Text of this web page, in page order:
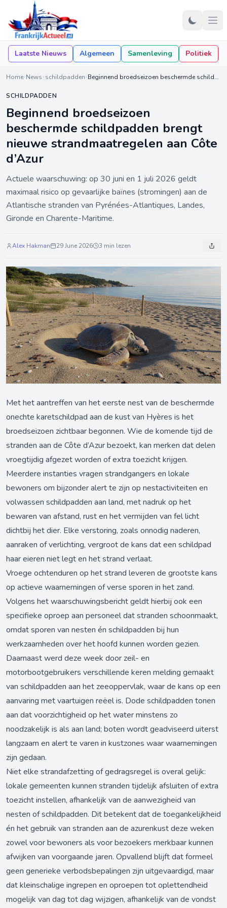
Laatste Nieuws Algemeen Samenleving Politiek
Home News schildpadden Beginnend broedseizoen beschermde schildpadden brengt nieuwe strandmaatregelen aan Côte d’Azur
SCHILDPADDEN
Beginnend broedseizoen
beschermde schildpadden brengt
nieuwe strandmaatregelen aan Côte
d’Azur
Actuele waarschuwing: op 30 juni en 1 juli 2026 geldt
maximaal risico op gevaarlijke baïnes (stromingen) aan de
Atlantische stranden van Pyrénées-Atlantiques, Landes,
Gironde en Charente-Maritime.
Alex Hakman 29 June 2026 3 min lezen
Met het aantreffen van het eerste nest van de beschermde
onechte karetschildpad aan de kust van Hyères is het
broedseizoen zichtbaar begonnen. Wie de komende tijd de
stranden aan de Côte d’Azur bezoekt, kan merken dat delen
vroegtijdig afgezet worden of extra toezicht krijgen.
Meerdere instanties vragen strandgangers en lokale
bewoners om bijzonder alert te zijn op nestactiviteiten en
volwassen schildpadden aan land, met nadruk op het
bewaren van afstand, rust en het vermijden van fel licht
dichtbij het dier. Elke verstoring, zoals onnodig naderen,
aanraken of verlichting, vergroot de kans dat een schildpad
haar eieren niet legt en het strand verlaat.
Vroege ochtenduren op het strand leveren de grootste kans
op actieve waarnemingen of verse sporen in het zand.
Volgens het waarschuwingsbericht geldt hierbij ook een
specifieke oproep aan personeel dat stranden schoonmaakt,
omdat sporen van nesten én schildpadden bij hun
werkzaamheden over het hoofd kunnen worden gezien.
Daarnaast werd deze week door zeil- en
motorbootgebruikers verschillende keren melding gemaakt
van schildpadden aan het zeeoppervlak, waar de kans op een
aanvaring met vaartuigen reëel is. Dode schildpadden tonen
aan dat voorzichtigheid op het water minstens zo
noodzakelijk is als aan land; boten wordt geadviseerd uiterst
langzaam en alert te varen in kustzones waar waarnemingen
zijn gedaan.
Niet elke strandafzetting of gedragsregel is overal gelijk:
lokale gemeenten kunnen stranden tijdelijk afsluiten of extra
toezicht instellen, afhankelijk van de aanwezigheid van
nesten of schildpadden. Dit betekent dat de toegankelijkheid
én het gebruik van stranden aan de azurenkust deze weken
zowel voor bewoners als voor bezoekers merkbaar kunnen
afwijken van voorgaande jaren. Opvallend blijft dat formeel
geen generieke verbodsbepalingen zijn uitgevaardigd, maar
dat kleinschalige ingrepen en oproepen tot oplettendheid
mogelijk van dag tot dag wijzigen, afhankelijk van de vondst